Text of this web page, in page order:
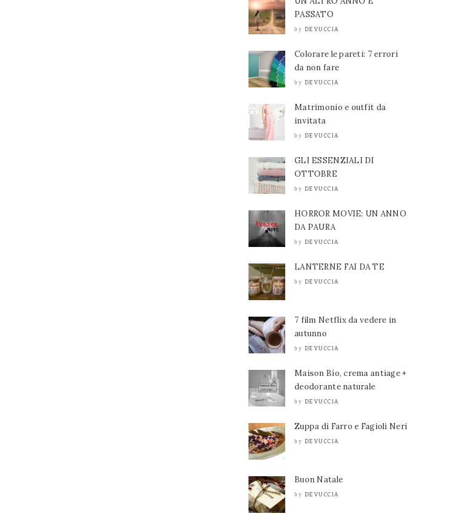
PASSATO
by DEVUCCIA
Colorare le pareti: 7 errori
da non fare
by DEVUCCIA
Matrimonio e outfit da
invitata
by DEVUCCIA
GLI ESSENZIALI DI
OTTOBRE
by DEVUCCIA
HORROR MOVIE: UN ANNO
DA PAURA
by DEVUCCIA
LANTERNE FAI DA TE
by DEVUCCIA
7 film Netflix da vedere in
autunno
by DEVUCCIA
Maison Bio, crema antiage +
deodorante naturale
by DEVUCCIA
Zuppa di Farro e Fagioli Neri
by DEVUCCIA
Buon Natale
by DEVUCCIA